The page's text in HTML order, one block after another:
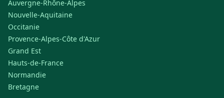
Auvergne-Rhône-Alpes
Nouvelle-Aquitaine
Occitanie
Provence-Alpes-Côte d'Azur
Grand Est
Hauts-de-France
Normandie
Bretagne